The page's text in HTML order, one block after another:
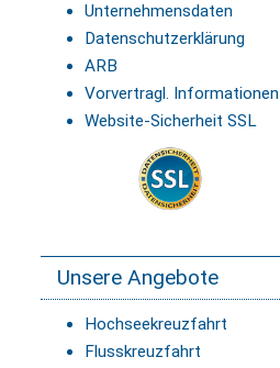
Unternehmensdaten
Datenschutzerklärung
ARB
Vorvertragl. Informationen
Website-Sicherheit SSL
Unsere Angebote
Hochseekreuzfahrt
Flusskreuzfahrt